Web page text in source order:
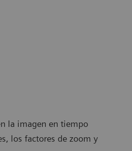
la imagen en tiempo
los factores de zoom y